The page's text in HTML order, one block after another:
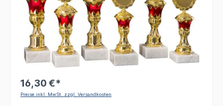
16,30 €*
Preise inkl. MwSt. zzgl. Versandkosten